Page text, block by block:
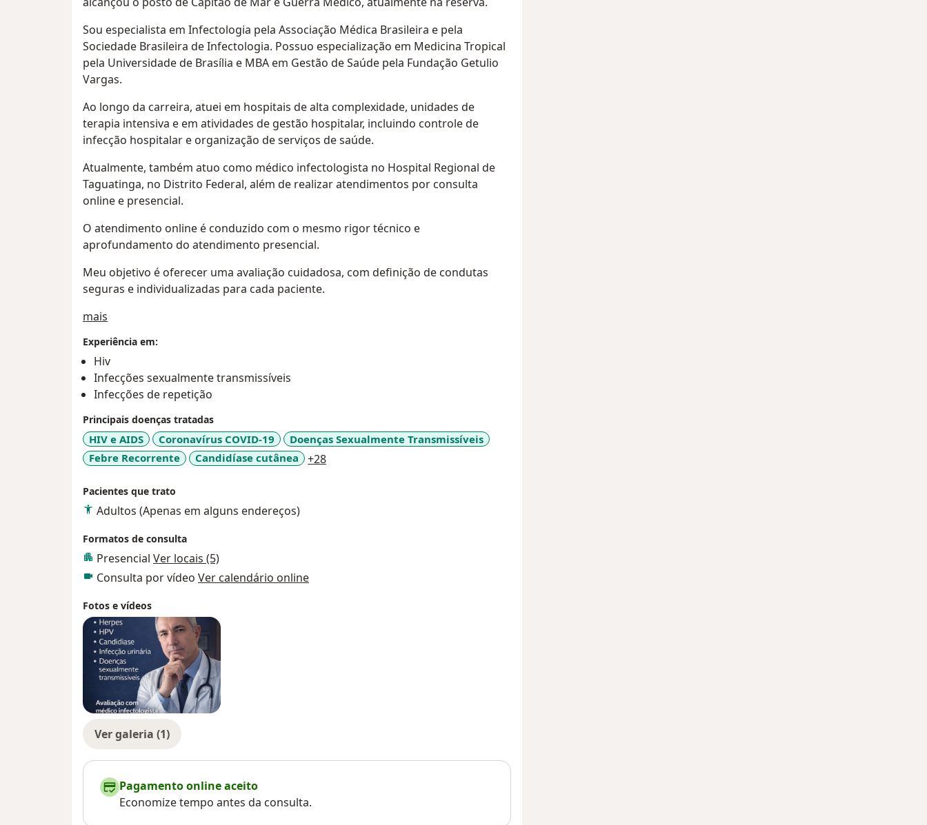
Sou especialista em Infectologia pela Associação Médica Brasileira e pela
Sociedade Brasileira de Infectologia. Possuo especialização em Medicina Tropical
pela Universidade de Brasília e MBA em Gestão de Saúde pela Fundação Getulio
Vargas.
Ao longo da carreira, atuei em hospitais de alta complexidade, unidades de
terapia intensiva e em atividades de gestão hospitalar, incluindo controle de
infecção hospitalar e organização de serviços de saúde.
Atualmente, também atuo como médico infectologista no Hospital Regional de
Taguatinga, no Distrito Federal, além de realizar atendimentos por consulta
online e presencial.
O atendimento online é conduzido com o mesmo rigor técnico e
aprofundamento do atendimento presencial.
Meu objetivo é oferecer uma avaliação cuidadosa, com definição de condutas
seguras e individualizadas para cada paciente.
mais
Experiência em:
Hiv
Infecções sexualmente transmissíveis
Infecções de repetição
Principais doenças tratadas
HIV e AIDS Coronavírus COVID-19
Doenças Sexualmente Transmissíveis
Febre Recorrente
Candidíase cutânea +28a11y_sr_more_diseases
Pacientes que trato
Adultos (Apenas em alguns endereços)
Formatos de consulta
Presencial Ver locais (5)
Consulta por vídeo Ver calendário online
Fotos e vídeos
Ver galeria (1)
Pagamento online aceito
Economize tempo antes da consulta.